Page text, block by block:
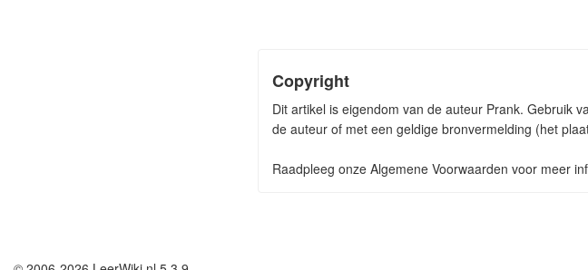
Copyright
Dit artikel is eigendom van de auteur Prank. Gebruik
de auteur of met een geldige bronvermelding (het
Raadpleeg onze Algemene Voorwaarden voor meer